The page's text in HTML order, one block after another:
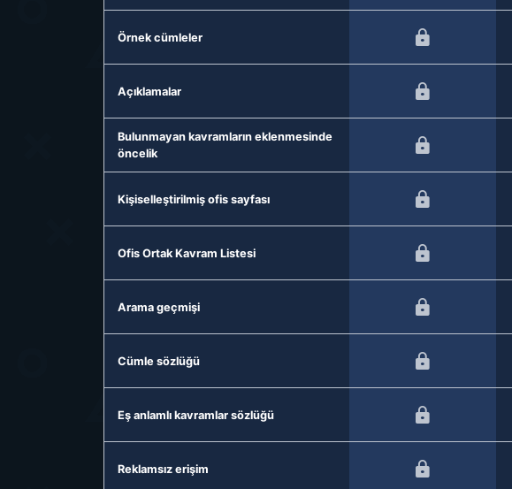
Örnek cümleler
Açıklamalar
Bulunmayan kavramların eklenmesinde
öncelik
Kişiselleştirilmiş ofis sayfası
Ofis Ortak Kavram Listesi
Arama geçmişi
Cümle sözlüğü
Eş anlamlı kavramlar sözlüğü
Reklamsız erişim